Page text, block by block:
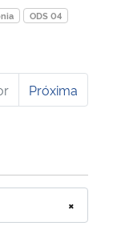
ODS 04
Próxima
×